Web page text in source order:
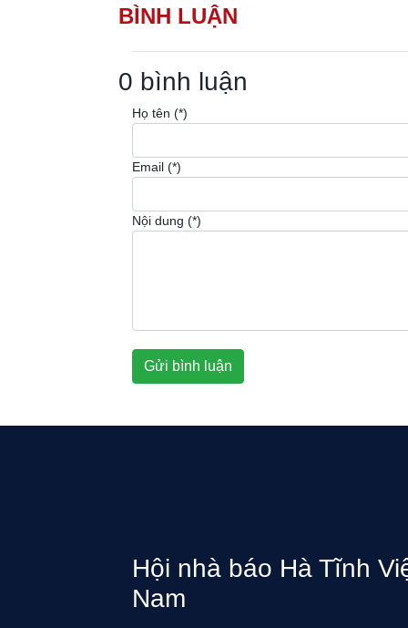
BÌNH LUẬN
0 bình luận
Họ tên (*)
Email (*)
Nội dung (*)
Gửi bình luận
Hội nhà báo Hà Tĩnh
Nam